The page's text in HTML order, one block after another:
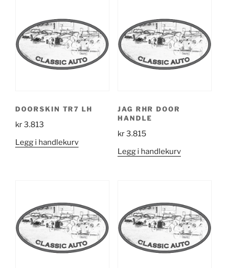
DOORSKIN TR7 LH
kr3.813
Legg i handlekurv
JAG RHR DOOR
HANDLE
kr3.815
Legg i handlekurv